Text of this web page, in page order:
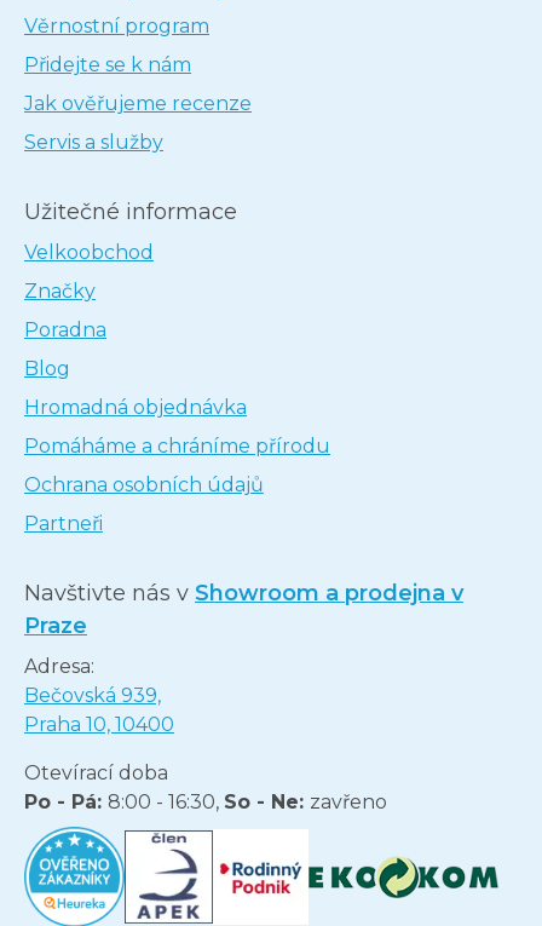
Věrnostní program
Přidejte se k nám
Jak ověřujeme recenze
Servis a služby
Užitečné informace
Velkoobchod
Značky
Poradna
Blog
Hromadná objednávka
Pomáháme a chráníme přírodu
Ochrana osobních údajů
Partneři
Navštivte nás v Showroom a prodejna v
Praze
Adresa:
Bečovská 939,
Praha 10, 10400
Otevírací doba
Po - Pá: 8:00 - 16:30, So - Ne: zavřeno